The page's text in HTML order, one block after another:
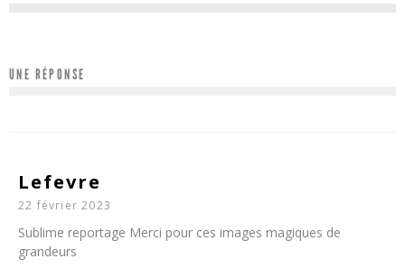
UNE RÉPONSE
Lefevre
22 février 2023
Sublime reportage Merci pour ces images magiques de
grandeurs